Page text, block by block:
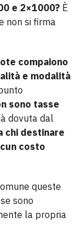
e 2×1000? È
non si firma
compaiono
e modalità
sono tasse
dovuta dal
chi destinare
costo
queste
sono
la propria